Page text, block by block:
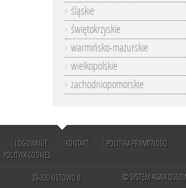
śląskie
świętokrzyskie
warmińsko-mazurskie
wielkopolskie
zachodniopomorskie
LOGOWANIE KONTAKT
POLITYKA PRYWATNOŚCI
POLITYKA COOKIES
83-320 KISTOWO 8 © SYSTEM AGATA